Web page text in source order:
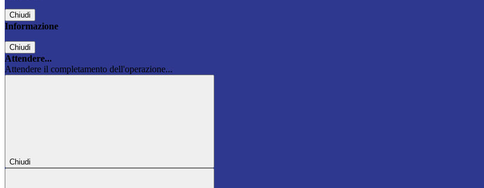
Chiudi
Informazione
Chiudi
Attendere...
Attendere il completamento dell'operazione...
Chiudi